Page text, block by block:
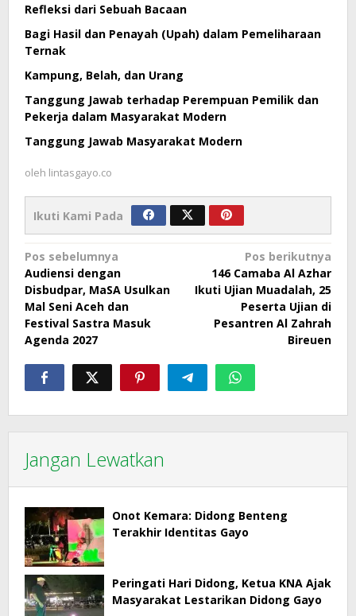
Refleksi dari Sebuah Bacaan
Bagi Hasil dan Penayah (Upah) dalam Pemeliharaan
Ternak
Kampung, Belah, dan Urang
Tanggung Jawab terhadap Perempuan Pemilik dan
Pekerja dalam Masyarakat Modern
Tanggung Jawab Masyarakat Modern
oleh lintasgayo.co
Ikuti Kami Pada
Navigasi
pos
Pos sebelumnya
Audiensi dengan
Disbudpar, MaSA Usulkan
Mal Seni Aceh dan
Festival Sastra Masuk
Agenda 2027
Pos berikutnya
146 Camaba Al Azhar
Ikuti Ujian Muadalah, 25
Peserta Ujian di
Pesantren Al Zahrah
Bireuen
Jangan Lewatkan
Onot Kemara: Didong Benteng
Terakhir Identitas Gayo
Peringati Hari Didong, Ketua KNA Ajak
Masyarakat Lestarikan Didong Gayo